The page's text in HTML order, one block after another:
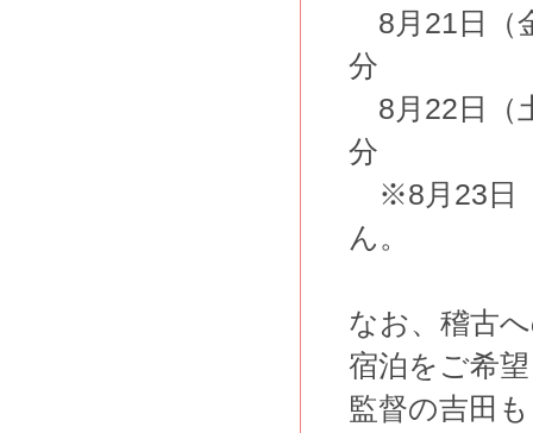
8月21日（
分
8月22日（
分
※8月23日
ん。
なお、稽古
宿泊をご希
監督の吉田